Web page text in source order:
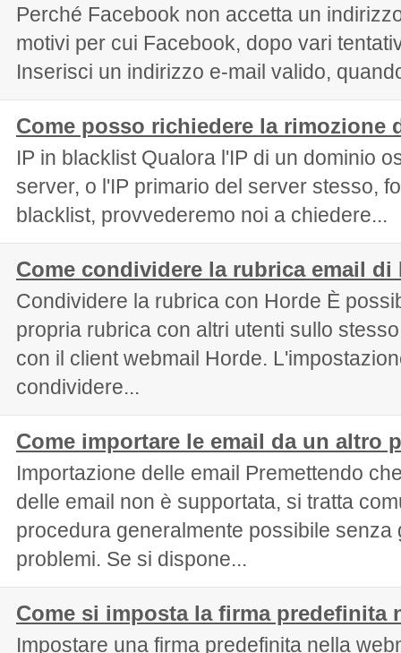
Perché Facebook non accetta un
motivi per cui Facebook, dopo vari
Inserisci un indirizzo e-mail valido,
Come posso richiedere la rimozione
IP in blacklist Qualora l'IP di un dominio
server, o l'IP primario del server stesso,
blacklist, provvederemo noi a chiedere...
Come condividere la rubrica email di
Condividere la rubrica con Horde È
propria rubrica con altri utenti sullo
con il client webmail Horde.
condividere...
Come importare le email da un altro
Importazione delle email Premettendo
delle email non è supportata, si tratta
procedura generalmente possibile senza
problemi. Se si dispone...
Come si imposta la firma predefinita
Impostare una firma predefinita nella